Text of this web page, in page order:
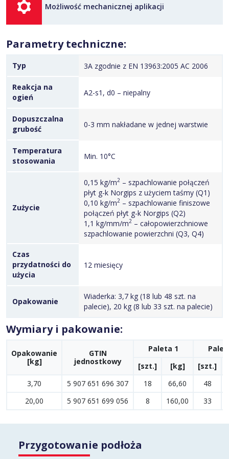
Możliwość mechanicznej aplikacji
Parametry techniczne:
Typ 3A zgodnie z EN 13963:2005 AC 2006
Reakcja na
ogień
A2-s1, d0 – niepalny
Dopuszczalna
grubość
0-3 mm nakładane w jednej warstwie
Temperatura
stosowania
Min. 10°C
Zużycie
0,15 kg/m2– szpachlowanie połączeń
płyt g-k Norgips z użyciem taśmy (Q1)
0,10 kg/m2– szpachlowanie finiszowe
połączeń płyt g-k Norgips (Q2)
1,1 kg/mm/m2– całopowierzchniowe
szpachlowanie powierzchni (Q3, Q4)
Czas
przydatności do
użycia
12 miesięcy
Opakowanie
Wiaderka: 3,7 kg (18 lub 48 szt. na
palecie), 20 kg (8 lub 33 szt. na palecie)
Wymiary i pakowanie:
Opakowanie
[kg]
GTIN
jednostkowy
Paleta 1
[szt.]
[kg]
[szt.]
3,70
5 907 651 696 307 18 66,60 48
20,00
5 907 651 699 056 8 160,00 33
Przygotowanie podłoża